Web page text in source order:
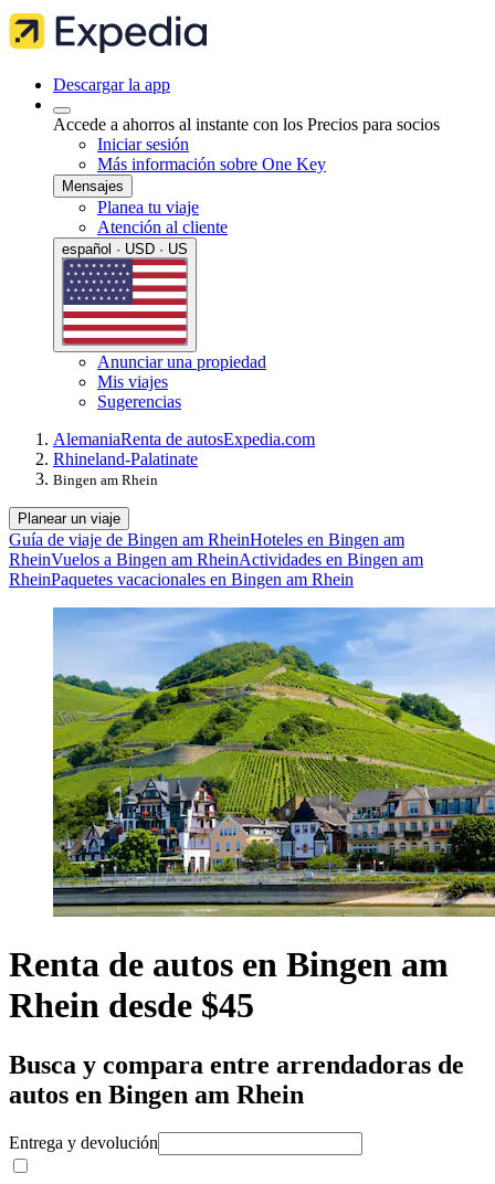
Descargar la app
Accede a ahorros al instante con los Precios para socios
Iniciar sesión
Más información sobre One Key
Mensajes
Planea tu viaje
Atención al cliente
español · USD · US
Anunciar una propiedad
Mis viajes
Sugerencias
AlemaniaRenta de autosExpedia.com
Rhineland-Palatinate
Bingen am Rhein
Planear un viaje
Guía de viaje de Bingen am RheinHoteles en Bingen am
RheinVuelos a Bingen am RheinActividades en Bingen am
RheinPaquetes vacacionales en Bingen am Rhein
Renta de autos en Bingen am
Rhein desde $45
Busca y compara entre arrendadoras de
autos en Bingen am Rhein
Entrega y devolución